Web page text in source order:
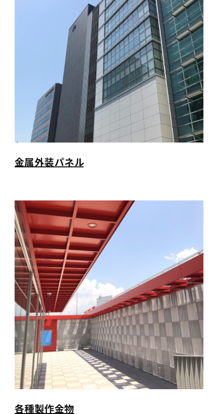
金属外装パネル
各種製作金物